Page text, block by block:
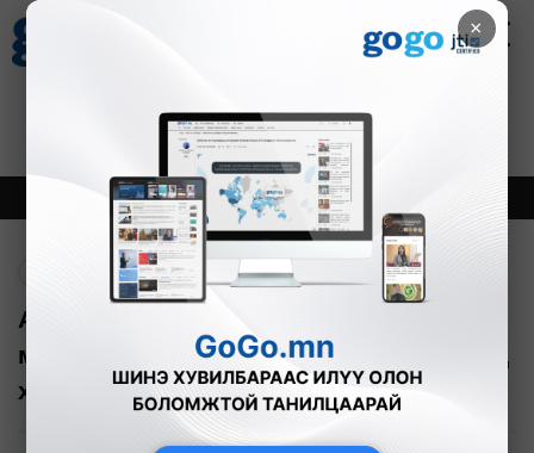
×
Зурхай
8.07
Онцлох Шинэ
Англи хэлний багш нарыг
мэргэшүүлэх төвийг УБ-т нээж, хүүхэд
хамгааллын төслийн хугацааг сунгана